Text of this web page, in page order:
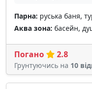
Парна: руська баня,
Аква зона: басейн,
Погано 2.8
Грунтуючись на 10